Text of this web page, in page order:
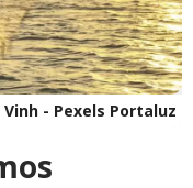
- Pexels Portaluz